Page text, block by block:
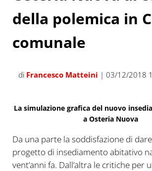
della polemica in
comunale
di Francesco Matteini | 03/12/2018
La simulazione grafica del nuovo
a Osteria Nuova
Da una parte la soddisfazione di
progetto di insediamento abitativo
vent’anni fa. Dall’altra le critiche per